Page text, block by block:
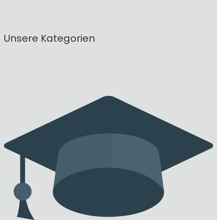
Unsere Kategorien